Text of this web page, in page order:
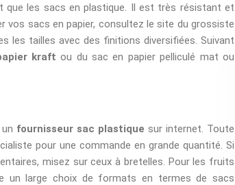
que les sacs en plastique. Il est très résistant et
vos sacs en papier, consultez le site du grossiste
les tailles avec des finitions diversifiées. Suivant
kraft ou du sac en papier pelliculé mat ou
fournisseur sac plastique sur internet. Toute
pour une commande en grande quantité. Si
misez sur ceux à bretelles. Pour les fruits
un large choix de formats en termes de sacs